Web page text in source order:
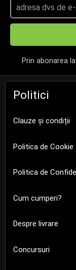
Prin abonarea
Politici
Clauze și condiții
Politica de Cookie
Politica de
Cum cumperi?
Despre livrare
Concursuri